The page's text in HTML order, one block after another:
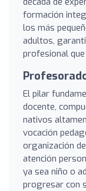
formación
los más
adultos,
profesional
El pilar
docente,
nativos
vocación
organización
atención
ya sea niño o
progresar con